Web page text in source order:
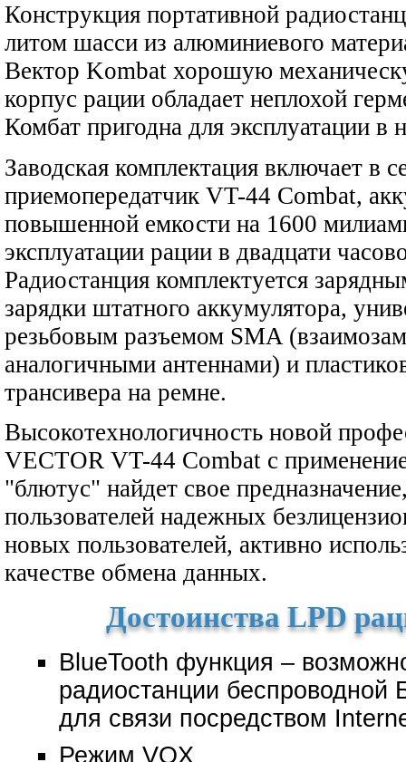
Конструкция портативной
литом шасси из алюминиевого
Вектор Kombat хорошую
корпус рации обладает неплохой
Комбат пригодна для эксплуатации в
Заводская комплектация включает в
приемопередатчик VT-44 Combat,
повышенной емкости на 1600
эксплуатации рации в двадцати
Радиостанция комплектуется
зарядки штатного аккумулятора,
резьбовым разъемом SMA
аналогичными антеннами) и
трансивера на ремне.
Высокотехнологичность новой
VECTOR VT-44 Combat с
"блютус" найдет свое
пользователей надежных
новых пользователей, активно
качестве обмена данных.
Достоинства LPD
BlueTooth функция –
радиостанции беспроводной
для связи посредством
Режим VOX